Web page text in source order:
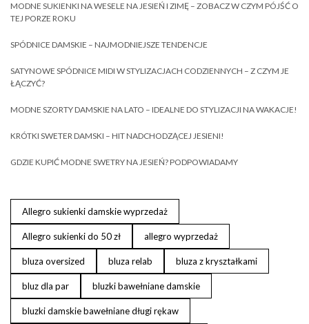
MODNE SUKIENKI NA WESELE NA JESIEŃ I ZIMĘ – ZOBACZ W CZYM PÓJŚĆ O
TEJ PORZE ROKU
SPÓDNICE DAMSKIE – NAJMODNIEJSZE TENDENCJE
SATYNOWE SPÓDNICE MIDI W STYLIZACJACH CODZIENNYCH – Z CZYM JE
ŁĄCZYĆ?
MODNE SZORTY DAMSKIE NA LATO – IDEALNE DO STYLIZACJI NA WAKACJE!
KRÓTKI SWETER DAMSKI – HIT NADCHODZĄCEJ JESIENI!
GDZIE KUPIĆ MODNE SWETRY NA JESIEŃ? PODPOWIADAMY
Allegro sukienki damskie wyprzedaż
Allegro sukienki do 50 zł allegro wyprzedaż
bluza oversized bluza relab bluza z kryształkami
bluz dla par bluzki bawełniane damskie
bluzki damskie bawełniane długi rękaw